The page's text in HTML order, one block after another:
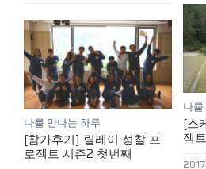
나
[스
젝
나를 만나는 하루
[참가후기] 릴레이 성찰 프
로젝트 시즌2 첫번째